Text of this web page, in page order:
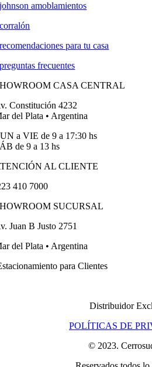
johnson amoblamientos
corralón
recomendaciones para tu casa
preguntas frecuentes
CASA CENTRAL
Constitución 4232
del Plata • Argentina
a VIE de 9 a 17:30 hs
de 9 a 13 hs
AL CLIENTE
410 7000
SUCURSAL
Juan B Justo 2751
del Plata • Argentina
para Clientes
Distribuidor
POLÍTICAS DE
© 2023.